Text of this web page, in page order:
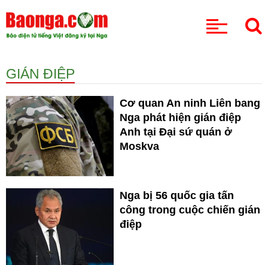
GIÁN ĐIỆP
Cơ quan An ninh Liên bang
Nga phát hiện gián điệp
Anh tại Đại sứ quán ở
Moskva
Nga bị 56 quốc gia tấn
công trong cuộc chiến gián
điệp